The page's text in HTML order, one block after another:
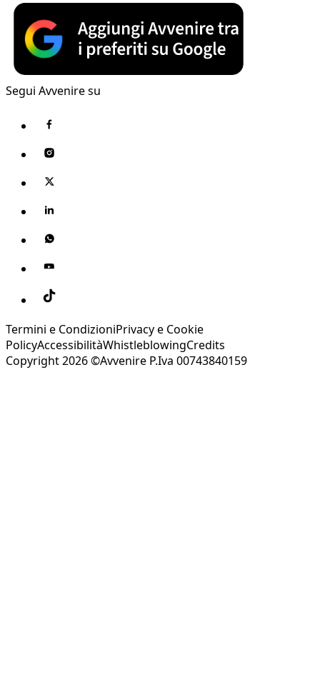
Segui Avvenire su
Termini e CondizioniPrivacy e Cookie
PolicyAccessibilitàWhistleblowingCredits
Copyright 2026 ©Avvenire P.Iva 00743840159